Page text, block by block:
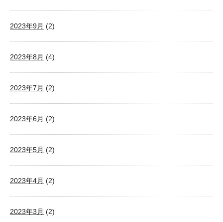
2023年9月 (2)
2023年8月 (4)
2023年7月 (2)
2023年6月 (2)
2023年5月 (2)
2023年4月 (2)
2023年3月 (2)